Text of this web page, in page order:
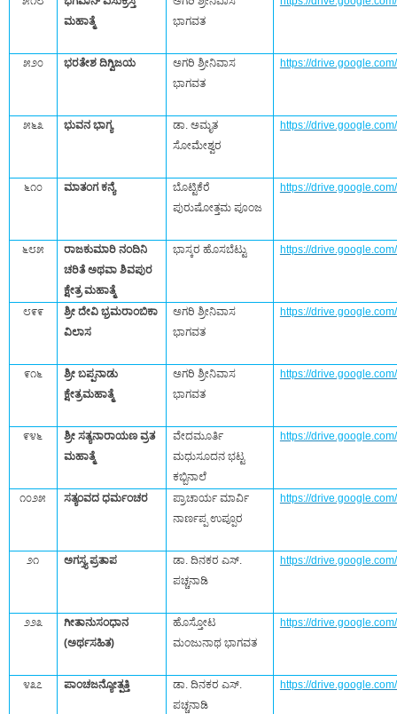
ಮಹಾತ್ಮೆ
ಭಾಗವತ
೫೨೦ ಭರತೇಶ ದಿಗ್ವಿಜಯ
ಅಗರಿ ಶ್ರೀನಿವಾಸ
ಭಾಗವತ
https://
೫೬೩ ಭುವನ ಭಾಗ್ಯ
ಡಾ. ಅಮೃತ
ಸೋಮೇಶ್ವರ
https://
೬೧೦ ಮಾತಂಗ ಕನ್ಯೆ
ಬೊಟ್ಟಿಕೆರೆ
ಪುರುಷೋತ್ತಮ ಪೂಂಜ
https://
೬೮೫
ರಾಜಕುಮಾರಿ ನಂದಿನಿ
ಚರಿತೆ ಅಥವಾ ಶಿವಪುರ
ಕ್ಷೇತ್ರ ಮಹಾತ್ಮೆ
ಭಾಸ್ಕರ ಹೊಸಬೆಟ್ಟು https://
೮೯೯
ಶ್ರೀ ದೇವಿ ಭ್ರಮರಾಂಬಿಕಾ
ವಿಲಾಸ
ಅಗರಿ ಶ್ರೀನಿವಾಸ
ಭಾಗವತ
https://
೯೧೬
ಶ್ರೀ ಬಪ್ಪನಾಡು
ಕ್ಷೇತ್ರಮಹಾತ್ಮೆ
ಅಗರಿ ಶ್ರೀನಿವಾಸ
ಭಾಗವತ
https://
೯೪೬
ಶ್ರೀ ಸತ್ಯನಾರಾಯಣ ವ್ರತ
ಮಹಾತ್ಮೆ
ವೇದಮೂರ್ತಿ
ಮಧುಸೂದನ ಭಟ್ಟ
ಕಬ್ಬಿನಾಲೆ
https://
೧೦೨೫ ಸತ್ಯಂವದ ಧರ್ಮಂಚರ
ಪ್ರಾಚಾರ್ಯ ಮಾರ್ವಿ
ನಾರ್ಣಪ್ಪ ಉಪ್ಪೂರ
https://
೨೧ ಅಗಸ್ತ್ಯ ಪ್ರತಾಪ
ಡಾ. ದಿನಕರ ಎಸ್.‌
ಪಚ್ಚನಾಡಿ
https://
೨೨೩
ಗೀತಾನುಸಂಧಾನ
(ಅರ್ಥಸಹಿತ)
ಹೊಸ್ತೋಟ
ಮಂಜುನಾಥ ಭಾಗವತ
https://
೪೩೭ ಪಾಂಚಜನ್ಯೋತ್ಪತ್ತಿ
ಡಾ. ದಿನಕರ ಎಸ್.‌
ಪಚ್ಚನಾಡಿ
https://